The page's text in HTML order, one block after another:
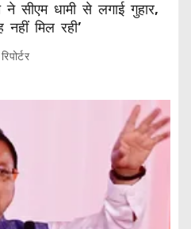
सीएम धामी से लगाई गुहार,
मिल रही’